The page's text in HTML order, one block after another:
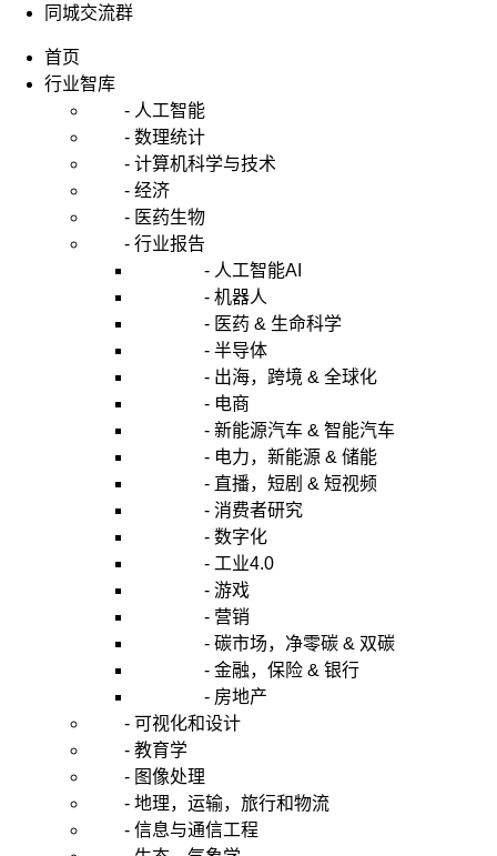
同城交流群
首页
行业智库
- 人工智能
- 数理统计
- 计算机科学与技术
- 经济
- 医药生物
- 行业报告
- 人工智能AI
- 机器人
- 医药 & 生命科学
- 半导体
- 出海，跨境 & 全球化
- 电商
- 新能源汽车 & 智能汽车
- 电力，新能源 & 储能
- 直播，短剧 & 短视频
- 消费者研究
- 数字化
- 工业4.0
- 游戏
- 营销
- 碳市场，净零碳 & 双碳
- 金融，保险 & 银行
- 房地产
- 可视化和设计
- 教育学
- 图像处理
- 地理，运输，旅行和物流
- 信息与通信工程